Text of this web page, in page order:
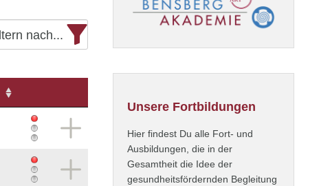
nach...
Unsere Fortbildungen
Hier findest Du alle Fort- und
Ausbildungen, die in der
Gesamtheit die Idee der
gesundheitsfördernden Begleitung